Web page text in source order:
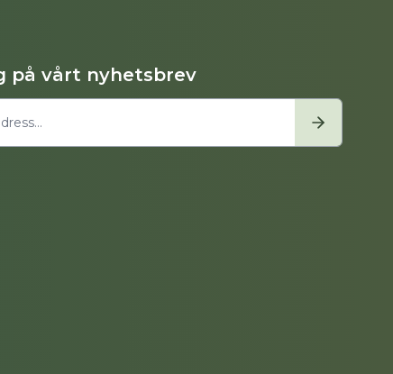
på vårt nyhetsbrev